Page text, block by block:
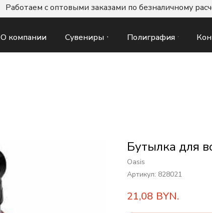
О компании Сувениры Полиграфия
Работаем с оптовыми заказами по безналичному
Бутылка для
Oasis
Артикул: 828021
21,08 BYN.